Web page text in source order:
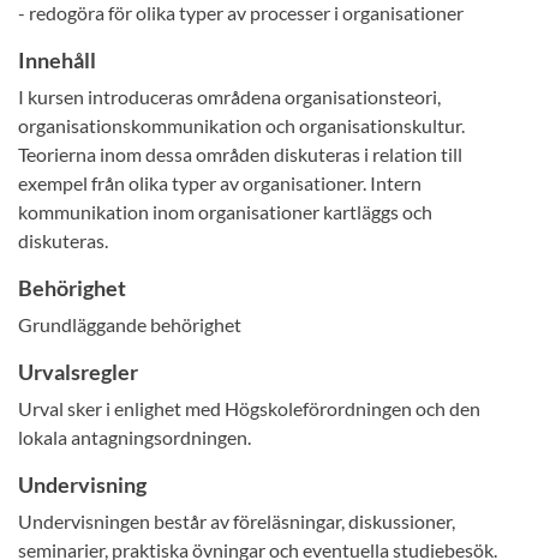
- redogöra för olika typer av processer i organisationer
Innehåll
I kursen introduceras områdena organisationsteori,
organisationskommunikation och organisationskultur.
Teorierna inom dessa områden diskuteras i relation till
exempel från olika typer av organisationer. Intern
kommunikation inom organisationer kartläggs och
diskuteras.
Behörighet
Grundläggande behörighet
Urvalsregler
Urval sker i enlighet med Högskoleförordningen och den
lokala antagningsordningen.
Undervisning
Undervisningen består av föreläsningar, diskussioner,
seminarier, praktiska övningar och eventuella studiebesök.